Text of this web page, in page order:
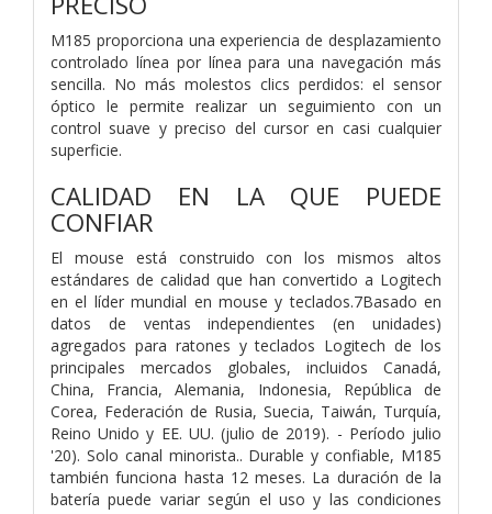
M185 proporciona una experiencia de desplazamiento
controlado línea por línea para una navegación más
sencilla. No más molestos clics perdidos: el sensor
óptico le permite realizar un seguimiento con un
control suave y preciso del cursor en casi cualquier
superficie.
CALIDAD EN LA QUE PUEDE
CONFIAR
El mouse está construido con los mismos altos
estándares de calidad que han convertido a Logitech
en el líder mundial en mouse y teclados.7Basado en
datos de ventas independientes (en unidades)
agregados para ratones y teclados Logitech de los
principales mercados globales, incluidos Canadá,
China, Francia, Alemania, Indonesia, República de
Corea, Federación de Rusia, Suecia, Taiwán, Turquía,
Reino Unido y EE. UU. (julio de 2019). - Período julio
'20). Solo canal minorista.. Durable y confiable, M185
también funciona hasta 12 meses. La duración de la
batería puede variar según el uso y las condiciones